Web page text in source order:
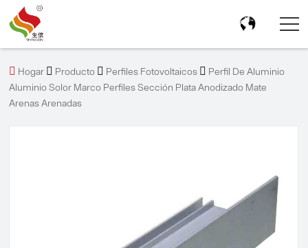
 Hogar  Producto  Perfiles Fotovoltaicos  Perfil De Aluminio
Aluminio Solor Marco Perfiles Sección Plata Anodizado Mate
Arenas Arenadas